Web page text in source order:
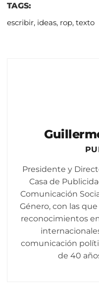
TAGS:
escribir, ideas, rop, texto
Presidente y
Casa de
Comunicación
Género, con las
reconocimientos
comunicación
de 40